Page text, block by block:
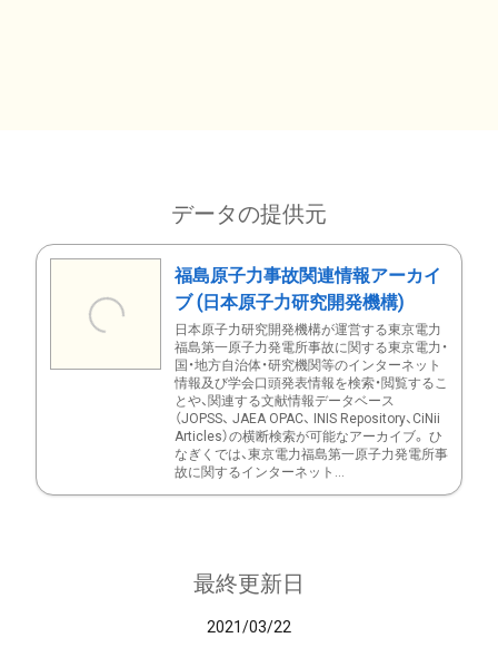
データの提供元
福島原子力事故関連情報アーカイ
ブ (日本原子力研究開発機構)
日本原子力研究開発機構が運営する東京電力
福島第一原子力発電所事故に関する東京電力・
国・地方自治体・研究機関等のインターネット
情報及び学会口頭発表情報を検索・閲覧するこ
とや、関連する文献情報データベース
（JOPSS、 JAEA OPAC、 INIS Repository、CiNii
Articles）の横断検索が可能なアーカイブ。 ひ
なぎくでは、東京電力福島第一原子力発電所事
故に関するインターネット...
最終更新日
2021/03/22